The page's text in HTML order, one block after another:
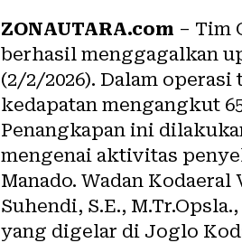
ZONAUTARA.com – Tim
berhasil menggagalkan
(2/2/2026). Dalam
kedapatan mengangkut
Penangkapan ini
mengenai aktivitas
Manado. Wadan
Suhendi, S.E.,
yang digelar di Joglo